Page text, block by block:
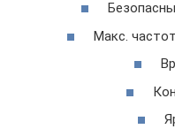
Макс.